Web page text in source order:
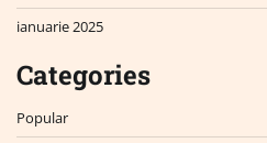
ianuarie 2025
Categories
Popular